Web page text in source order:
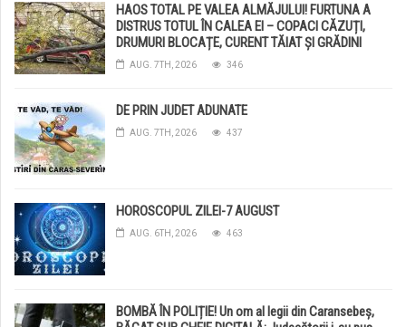
HAOS TOTAL PE VALEA ALMĂJULUI! FURTUNA A
DISTRUS TOTUL ÎN CALEA EI – COPACI CĂZUȚI,
DRUMURI BLOCAȚE, CURENT TĂIAT ȘI GRĂDINI
DISTRUSE DE GRINDINĂ!
AUG. 7TH, 2026 346
DE PRIN JUDET ADUNATE
AUG. 7TH, 2026 437
HOROSCOPUL ZILEI-7 AUGUST
AUG. 6TH, 2026 463
BOMBĂ ÎN POLIȚIE! Un om al legii din Caransebeș,